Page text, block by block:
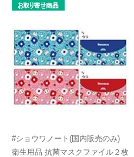
#ショウワノート(国内販売のみ)
衛生用品 抗菌マスクファイル２枚